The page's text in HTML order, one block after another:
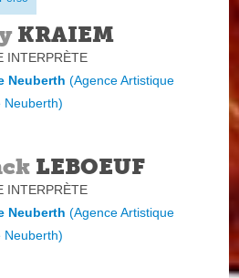
KRAIEM
INTERPRÈTE
Neuberth(Agence Artistique
Neuberth)
LEBOEUF
INTERPRÈTE
Neuberth(Agence Artistique
Neuberth)